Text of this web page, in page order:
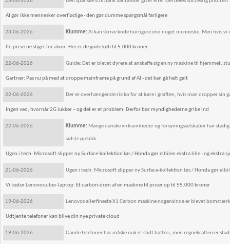
AI gør ikke mennesker overflødige - den gør dumme spørgsmål farligere
23-06-2026 Klumme:AI kan skrive kode hurtigere end noget menneske. Men hvis
Pc-priserne stiger for alvor: Her er de gode køb til 5.000 kroner
22-06-2026 Guide: Det er blevet dyrere at anskaffe sig en ny maskine til hjemmet,
Gartner: Pas nu på med at droppe mainframe på grund af AI - det kan gå helt galt
22-06-2026 Der er overhængende risiko for at køre i grøften, hvis man dropper sin
Ingen ved, hvornår 2G lukker – og det er et problem: Derfor bør myndighederne gribe ind
22-06-2026 Klumme: Mange danske virksomheder og forsyningsselskaber har
sidste øjeblik.
Ugen i tech: Microsoft slipper ny Surface-kollektion løs / Honda gør elbilen ekstra lille - og ekstra
21-06-2026 Ugen i tech: Microsoft slipper ny Surface-kollektion løs / Honda gør
Vi tester Lenovos uber-laptop: Et carbon-drøn af en maskine til priser op til 55.000 kroner
19-06-2026 Lenovos allerfineste X1 Carbon maskine nogensinde er blevet
Udtjente telefoner kan blive din nye private cloud
19-06-2026 Gamle telefoner har måske nok et slidt batteri, men regnekraften er